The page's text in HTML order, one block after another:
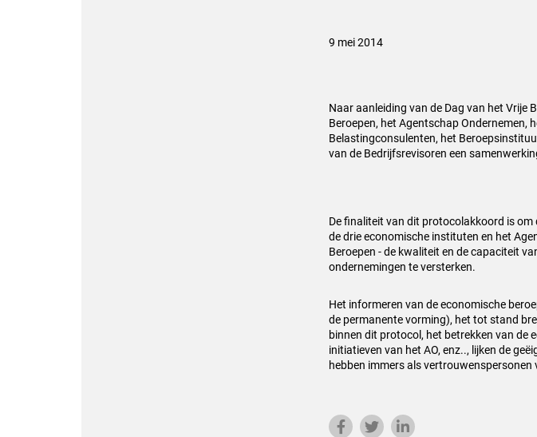
9 mei 2014
Naar aanleiding van de Dag van het Vrije
Beroepen, het Agentschap Ondernemen,
Belastingconsulenten, het
van de Bedrijfsrevisoren een
De finaliteit van dit protocolakkoord is
de drie economische instituten en het
Beroepen - de kwaliteit en de capaciteit
ondernemingen te versterken.
Het informeren van de economische
de permanente vorming), het tot stand
binnen dit protocol, het betrekken van de
initiatieven van het AO, enz.., lijken de
hebben immers als